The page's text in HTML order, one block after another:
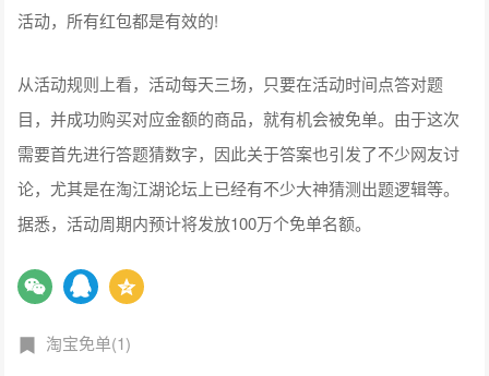
活动，所有红包都是有效的!
从活动规则上看，活动每天三场，只要在活动时间点答对题
目，并成功购买对应金额的商品，就有机会被免单。由于这次
需要首先进行答题猜数字，因此关于答案也引发了不少网友讨
论，尤其是在淘江湖论坛上已经有不少大神猜测出题逻辑等。
据悉，活动周期内预计将发放100万个免单名额。
淘宝免单(1)